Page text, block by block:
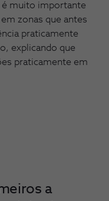
é muito importante
zonas que antes
praticamente
explicando que
praticamente em
a